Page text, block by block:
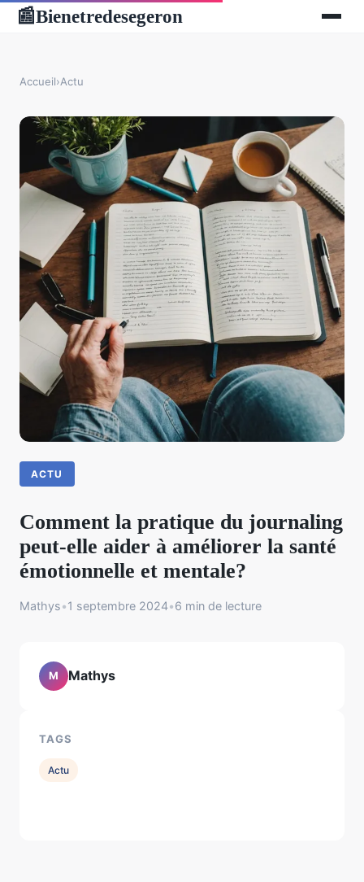
📰Bienetredesegeron
Accueil›Actu
ACTU
Comment la pratique du journaling
peut-elle aider à améliorer la santé
émotionnelle et mentale?
Mathys•1 septembre 2024•6 min de lecture
M Mathys
TAGS
Actu